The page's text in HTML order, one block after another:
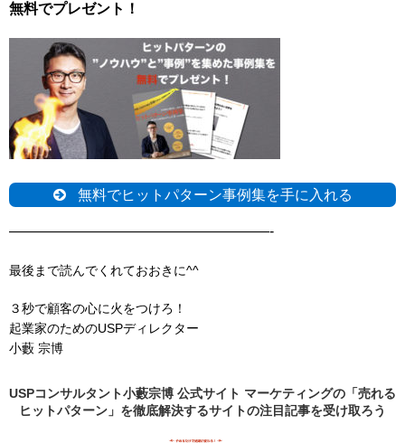
無料でプレゼント！
無料でヒットパターン事例集を手に入れる
——————————————————-
最後まで読んでくれておおきに^^
３秒で顧客の心に火をつけろ！
起業家のためのUSPディレクター
小藪 宗博
USPコンサルタント小藪宗博 公式サイト マーケティングの「売れる
ヒットパターン」を徹底解決するサイトの注目記事を受け取ろう